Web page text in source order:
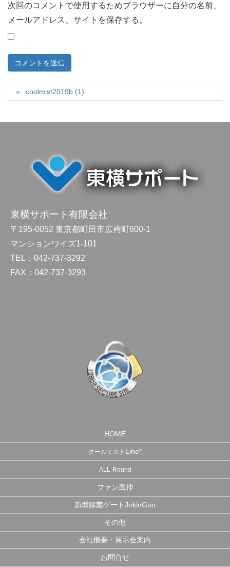
次回のコメントで使用するためブラウザーに自分の名前、
メールアドレス、サイトを保存する。
coolmist2019b (1)
東横サポート有限会社
〒195-0052 東京都町田市広袴町600-1
マンションワイズ1-101
TEL：042-737-3292
FAX：042-737-3293
HOME
クールミスト Line®
ALL-Round
ファン風神
新型除菌ゲートJokinGoo
その他
会社概要・展示会案内
お問合せ